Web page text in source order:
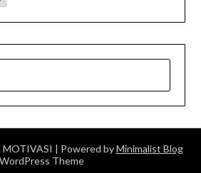
MOTIVASI | Powered byMinimalist Blog
WordPress Theme